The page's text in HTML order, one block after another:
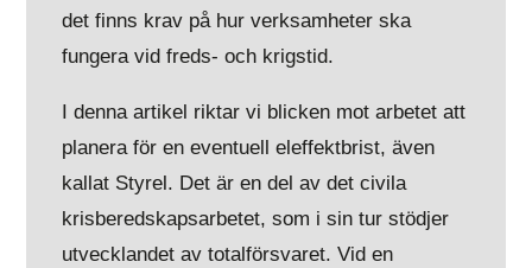
det finns krav på hur verksamheter ska
fungera vid freds- och krigstid.
I denna artikel riktar vi blicken mot arbetet att
planera för en eventuell eleffektbrist, även
kallat Styrel. Det är en del av det civila
krisberedskapsarbetet, som i sin tur stödjer
utvecklandet av totalförsvaret. Vid en